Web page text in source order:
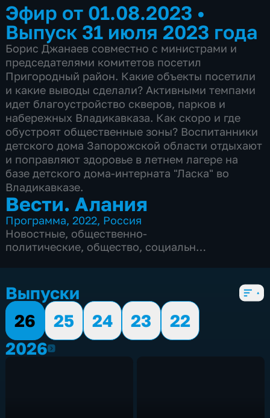
Эфир от 01.08.2023 •
Выпуск 31 июля 2023 года
Борис Джанаев совместно с министрами и
председателями комитетов посетил
Пригородный район. Какие объекты посетили
и какие выводы сделали? Активными темпами
идет благоустройство скверов, парков и
набережных Владикавказа. Как скоро и где
обустроят общественные зоны? Воспитанники
детского дома Запорожской области отдыхают
и поправляют здоровье в летнем лагере на
базе детского дома-интерната "Ласка" во
Владикавказе.
Вести. Алания
Программа,2022, Россия
Новостные, общественно-
политические, общество, социально-
Выпуски
26
25 24 23
22
20262026